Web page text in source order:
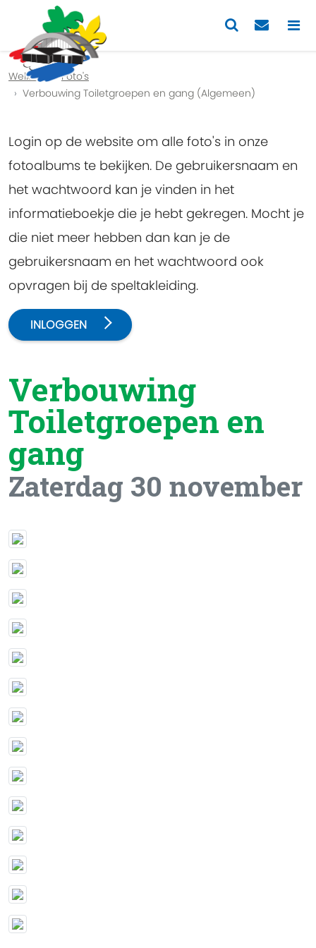
Previous
Welkom
Foto's
Verbouwing Toiletgroepen en gang (Algemeen)
Login op de website om alle foto's in onze
fotoalbums te bekijken. De gebruikersnaam en
het wachtwoord kan je vinden in het
informatieboekje die je hebt gekregen. Mocht je
die niet meer hebben dan kan je de
gebruikersnaam en het wachtwoord ook
opvragen bij de speltakleiding.
INLOGGEN
Verbouwing
Toiletgroepen en
gang
Zaterdag 30 november